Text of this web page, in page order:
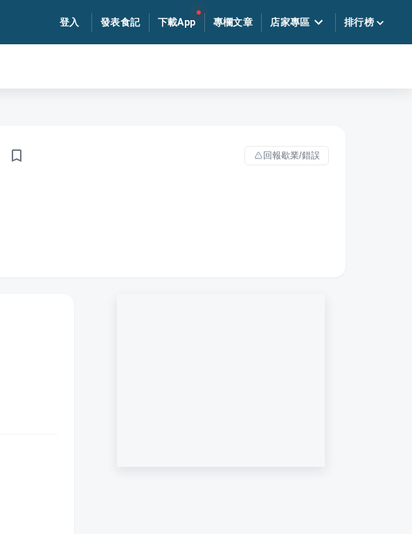
登入 發表食記 下載App 專欄文章 店家專區 排行榜
回報歇業/錯誤